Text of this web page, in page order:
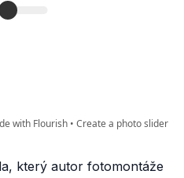
který autor fotomontáže